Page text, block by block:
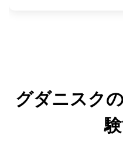
グダニスク